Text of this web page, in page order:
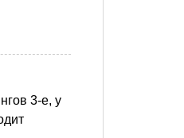
3-е, у